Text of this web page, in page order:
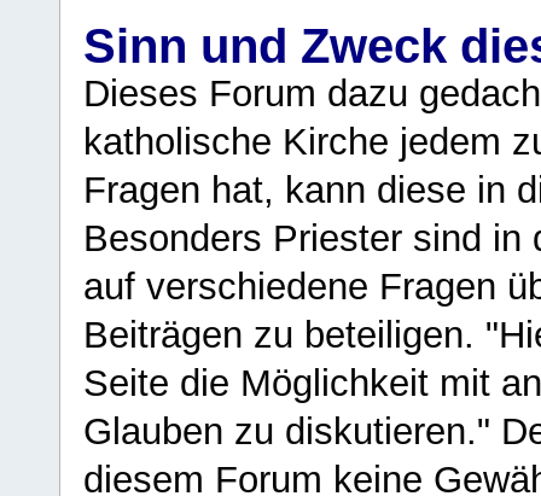
Sinn und Zweck
Dieses Forum dazu
katholische Kirche jedem
Fragen hat, kann diese in
Besonders Priester sind in
auf verschiedene Fragen
Beiträgen zu beteiligen.
Seite die Möglichkeit mit
Glauben zu diskutieren."
diesem Forum keine